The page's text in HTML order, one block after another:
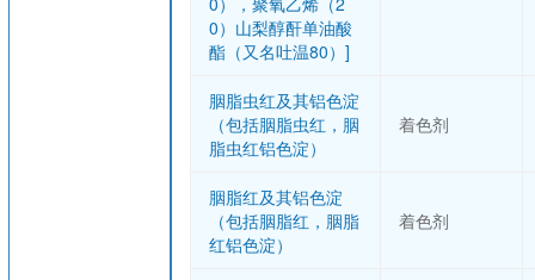
0）山梨醇酐单油酸
酯（又名吐温80）]
胭脂虫红及其铝色淀
（包括胭脂虫红，胭
脂虫红铝色淀）
着色剂
胭脂红及其铝色淀
（包括胭脂红，胭脂
红铝色淀）
着色剂